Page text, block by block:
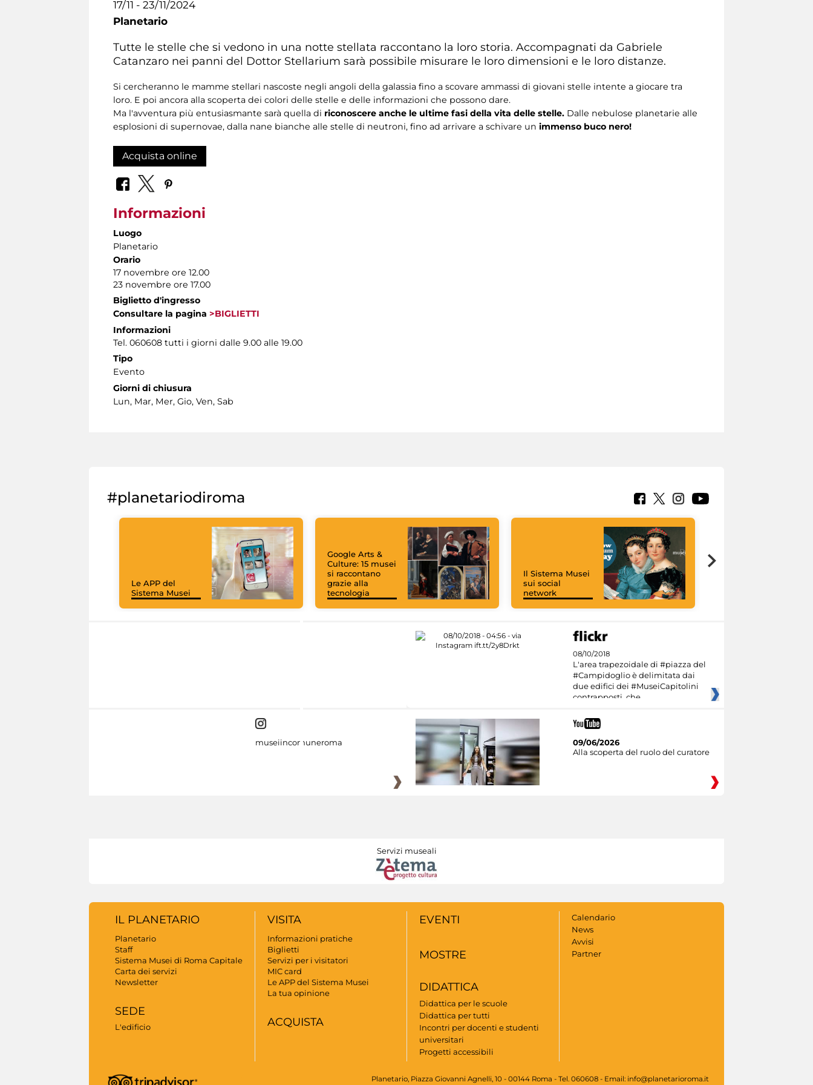
17/11 - 23/11/2024
Planetario
Tutte le stelle che si vedono in una notte stellata raccontano la loro storia. Accompagnati da Gabriele
Catanzaro nei panni del Dottor Stellarium sarà possibile misurare le loro dimensioni e le loro distanze.
Si cercheranno le mamme stellari nascoste negli angoli della galassia fino a scovare ammassi di giovani stelle intente a giocare tra
loro. E poi ancora alla scoperta dei colori delle stelle e delle informazioni che possono dare.
Ma l'avventura più entusiasmante sarà quella di riconoscere anche le ultime fasi della vita delle stelle. Dalle nebulose planetarie alle
esplosioni di supernovae, dalla nane bianche alle stelle di neutroni, fino ad arrivare a schivare un immenso buco nero!
Acquista online
Informazioni
Luogo
Planetario
Orario
17 novembre ore 12.00
23 novembre ore 17.00
Biglietto d'ingresso
Consultare la pagina >BIGLIETTI
Informazioni
Tel. 060608 tutti i giorni dalle 9.00 alle 19.00
Tipo
Evento
Giorni di chiusura
Lun, Mar, Mer, Gio, Ven, Sab
#planetariodiroma
Le APP del
Sistema Musei
Google Arts &
Culture: 15 musei
si raccontano
grazie alla
tecnologia
Il Sistema Musei
sui social
network
08/10/2018
L'area trapezoidale di #piazza del
#Campidoglio è delimitata dai
due edifici dei #MuseiCapitolini
contrapposti, che
museiincomuneroma
09/06/2026
Alla scoperta del ruolo del curatore
Servizi museali
IL PLANETARIO
Planetario
Staff
Sistema Musei di Roma Capitale
Carta dei servizi
Newsletter
SEDE
L'edificio
VISITA
Informazioni pratiche
Biglietti
Servizi per i visitatori
MIC card
Le APP del Sistema Musei
La tua opinione
ACQUISTA
EVENTI
MOSTRE
DIDATTICA
Didattica per le scuole
Didattica per tutti
Incontri per docenti e studenti
universitari
Progetti accessibili
Calendario
News
Avvisi
Partner
Planetario, Piazza Giovanni Agnelli, 10 - 00144 Roma - Tel. 060608 - Email: info@planetarioroma.it